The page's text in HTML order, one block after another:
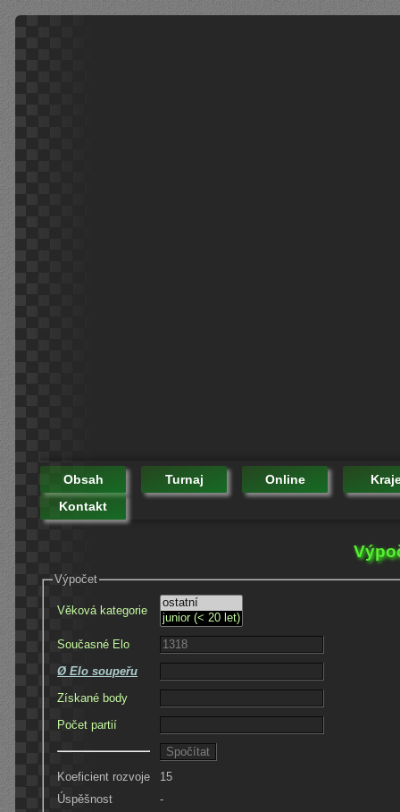
Obsah Turnaj Online
Kontakt
Výpočet
Věková kategorie
Současné Elo
Ø Elo soupeřu
Získané body
Počet partií
Koeficient rozvoje
15
Úspěšnost
-